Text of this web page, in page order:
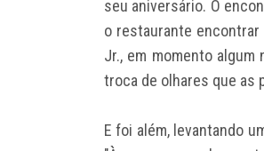
seu aniversário. O
o restaurante
Jr., em momento algum
troca de olhares que as
E foi além, levantando